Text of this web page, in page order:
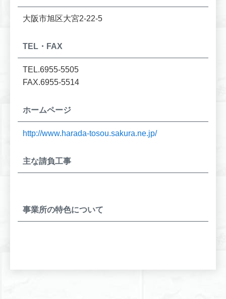
大阪市旭区大宮2-22-5
TEL・FAX
TEL.6955-5505
FAX.6955-5514
ホームページ
http://www.harada-tosou.sakura.ne.jp/
主な請負工事
事業所の特色について